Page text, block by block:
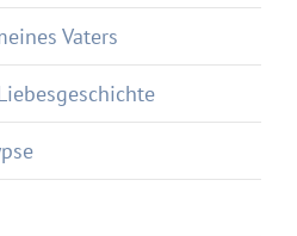
Vaters